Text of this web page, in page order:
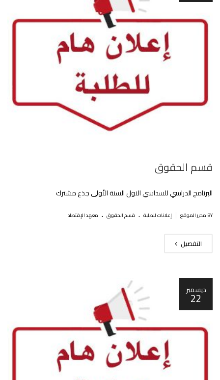
قسم الحقوق
البرنامج الدراسي للسداسي الاول السنة الأولى جذع مشترك
BY محرر الموقع إعلانات للطلبة . قسم الحقوق . معهد الإقتصاد
التفصيل
ديسمبر
22